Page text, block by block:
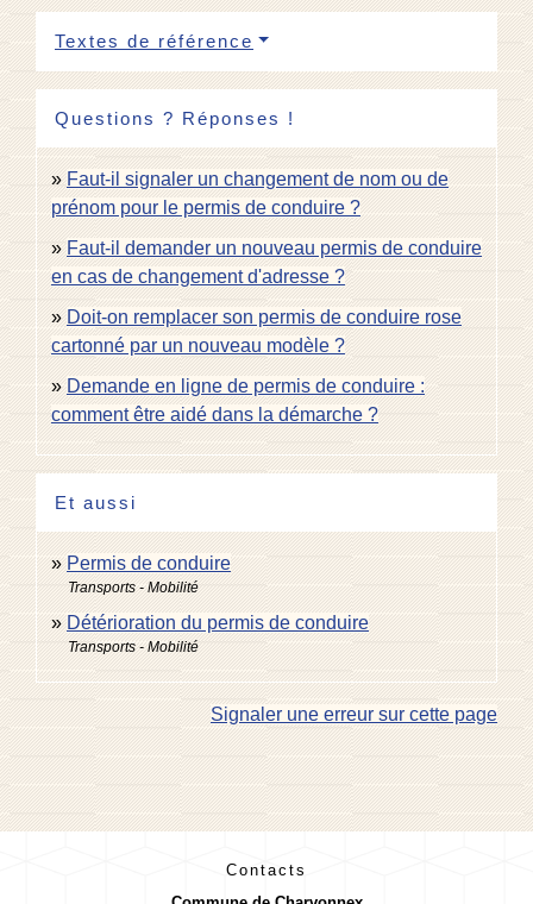
Textes de référence
Questions ? Réponses !
Faut-il signaler un changement de nom ou de
prénom pour le permis de conduire ?
Faut-il demander un nouveau permis de conduire
en cas de changement d'adresse ?
Doit-on remplacer son permis de conduire rose
cartonné par un nouveau modèle ?
Demande en ligne de permis de conduire :
comment être aidé dans la démarche ?
Et aussi
Permis de conduire
Transports - Mobilité
Détérioration du permis de conduire
Transports - Mobilité
Signaler une erreur sur cette page
Contacts